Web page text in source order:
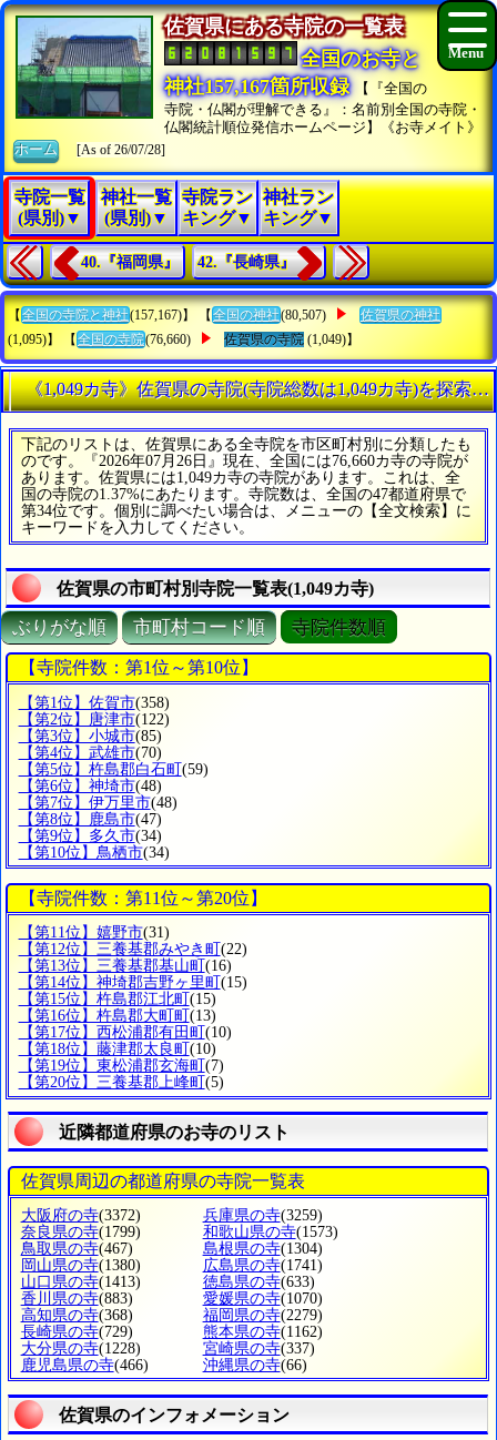
佐賀県にある寺院の一覧表
全国のお寺と
神社157,167箇所収録
【『全国の
寺院・仏閣が理解できる』：名前別全国の寺院・
仏閣統計順位発信ホームページ】《お寺メイト》
ホーム
[As of 26/07/28]
寺院一覧
(県別)▼
神社一覧
(県別)▼
寺院ラン
キング▼
神社ラン
キング▼
40.『福岡県』 42.『長崎県』
【 全国の寺院と神社(157,167)】 【 全国の神社(80,507)
佐賀県の神社
(1,095)】 【 全国の寺院(76,660) 佐賀県の寺院 (1,049)】
《1,049カ寺》佐賀県の寺院(寺院総数は1,049カ寺)を探索す
下記のリストは、佐賀県にある全寺院を市区町村別に分類したも
のです。『2026年07月26日』現在、全国には76,660カ寺の寺院が
あります。佐賀県には1,049カ寺の寺院があります。これは、全
国の寺院の1.37%にあたります。寺院数は、全国の47都道府県で
第34位です。個別に調べたい場合は、メニューの【全文検索】に
キーワードを入力してください。
佐賀県の市町村別寺院一覧表(1,049カ寺)
ぶりがな順 市町村コード順 寺院件数順
【寺院件数：第1位～第10位】
【第1位】佐賀市(358)
【第2位】唐津市(122)
【第3位】小城市(85)
【第4位】武雄市(70)
【第5位】杵島郡白石町(59)
【第6位】神埼市(48)
【第7位】伊万里市(48)
【第8位】鹿島市(47)
【第9位】多久市(34)
【第10位】鳥栖市(34)
【寺院件数：第11位～第20位】
【第11位】嬉野市(31)
【第12位】三養基郡みやき町 (22)
【第13位】三養基郡基山町 (16)
【第14位】神埼郡吉野ヶ里町 (15)
【第15位】杵島郡江北町 (15)
【第16位】杵島郡大町町 (13)
【第17位】西松浦郡有田町 (10)
【第18位】藤津郡太良町 (10)
【第19位】東松浦郡玄海町 (7)
【第20位】三養基郡上峰町 (5)
近隣都道府県のお寺のリスト
佐賀県周辺の都道府県の寺院一覧表
大阪府の寺(3372) 兵庫県の寺(3259)
奈良県の寺(1799) 和歌山県の寺(1573)
鳥取県の寺(467) 島根県の寺(1304)
岡山県の寺(1380) 広島県の寺(1741)
山口県の寺(1413) 徳島県の寺(633)
香川県の寺(883) 愛媛県の寺(1070)
高知県の寺(368) 福岡県の寺(2279)
長崎県の寺(729) 熊本県の寺(1162)
大分県の寺(1228) 宮崎県の寺(337)
鹿児島県の寺(466) 沖縄県の寺(66)
佐賀県のインフォメーション